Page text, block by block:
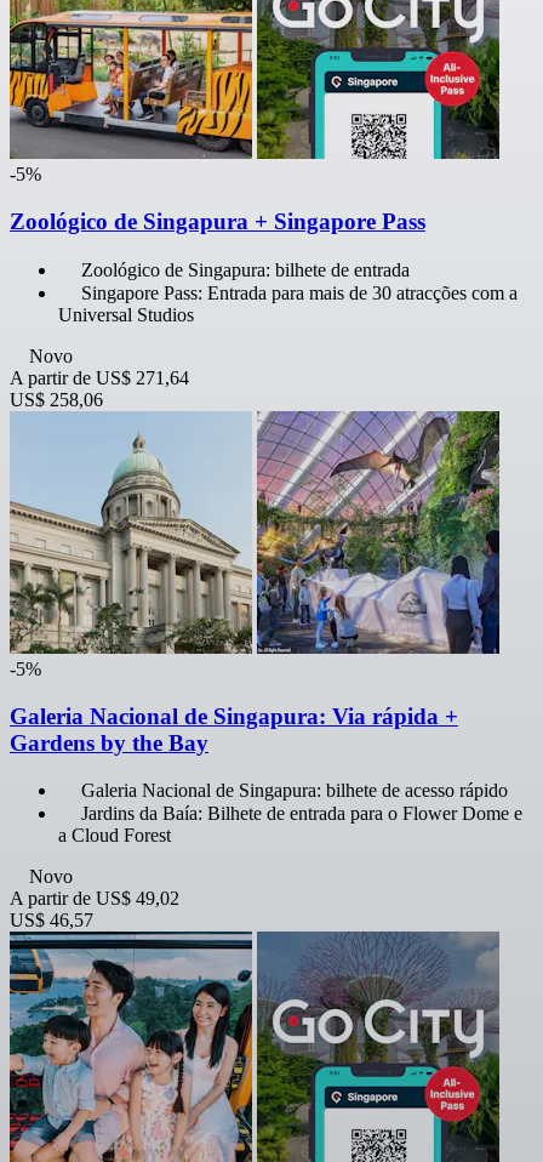
-5%
Zoológico de Singapura + Singapore Pass
Zoológico de Singapura: bilhete de entrada
Singapore Pass: Entrada para mais de 30 atracções com a
Universal Studios
Novo
A partir de US$ 271,64
US$ 258,06
-5%
Galeria Nacional de Singapura: Via rápida +
Gardens by the Bay
Galeria Nacional de Singapura: bilhete de acesso rápido
Jardins da Baía: Bilhete de entrada para o Flower Dome e
a Cloud Forest
Novo
A partir de US$ 49,02
US$ 46,57